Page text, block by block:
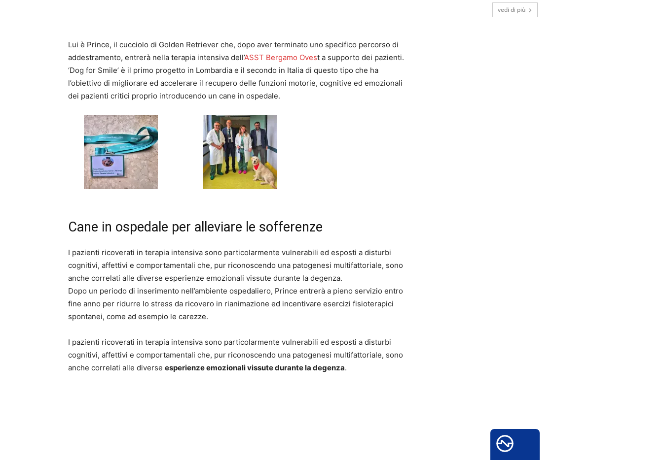
Lui è Prince, il cucciolo di Golden Retriever che, dopo aver terminato uno specifico percorso di
addestramento, entrerà nella terapia intensiva dell’ASST Bergamo Ovest a supporto dei pazienti.
‘Dog for Smile’ è il primo progetto in Lombardia e il secondo in Italia di questo tipo che ha
l’obiettivo di migliorare ed accelerare il recupero delle funzioni motorie, cognitive ed emozionali
dei pazienti critici proprio introducendo un cane in ospedale.
Cane in ospedale per alleviare le sofferenze
I pazienti ricoverati in terapia intensiva sono particolarmente vulnerabili ed esposti a disturbi
cognitivi, affettivi e comportamentali che, pur riconoscendo una patogenesi multifattoriale, sono
anche correlati alle diverse esperienze emozionali vissute durante la degenza.
Dopo un periodo di inserimento nell’ambiente ospedaliero, Prince entrerà a pieno servizio entro
fine anno per ridurre lo stress da ricovero in rianimazione ed incentivare esercizi fisioterapici
spontanei, come ad esempio le carezze.
I pazienti ricoverati in terapia intensiva sono particolarmente vulnerabili ed esposti a disturbi
cognitivi, affettivi e comportamentali che, pur riconoscendo una patogenesi multifattoriale, sono
anche correlati alle diverse esperienze emozionali vissute durante la degenza.
vedi di più